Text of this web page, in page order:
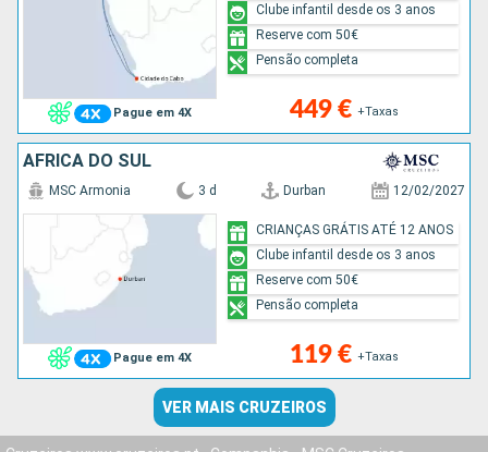
Pague em 4X 449 € +Taxas
Clube infantil desde os 3 anos
Reserve com 50€
Pensão completa
AFRICA DO SUL
Pague em 4X
MSC Armonia 3 d Durban 12/02/2027
119 € +Taxas
CRIANÇAS GRÁTIS ATÉ 12 ANOS
Clube infantil desde os 3 anos
Reserve com 50€
Pensão completa
VER MAIS CRUZEIROS